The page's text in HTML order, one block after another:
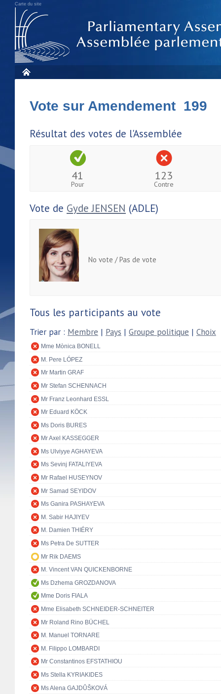
Carte du site
Vote sur Amendement 199
Résultat des votes de l'Assemblée
41
Pour
123
Contre
Vote de Gyde JENSEN (ADLE)
No vote / Pas de vote
Tous les participants au vote
Trier par : Membre | Pays | Groupe politique | Choix
Mme Mònica BONELL
M. Pere LÓPEZ
Mr Martin GRAF
Mr Stefan SCHENNACH
Mr Franz Leonhard ESSL
Mr Eduard KÖCK
Ms Doris BURES
Mr Axel KASSEGGER
Ms Ulviyye AGHAYEVA
Ms Sevinj FATALIYEVA
Mr Rafael HUSEYNOV
Mr Samad SEYIDOV
Ms Ganira PASHAYEVA
M. Sabir HAJIYEV
M. Damien THIÉRY
Ms Petra De SUTTER
Mr Rik DAEMS
M. Vincent VAN QUICKENBORNE
Ms Dzhema GROZDANOVA
Mme Doris FIALA
Mme Elisabeth SCHNEIDER-SCHNEITER
Mr Roland Rino BÜCHEL
M. Manuel TORNARE
M. Filippo LOMBARDI
Mr Constantinos EFSTATHIOU
Ms Stella KYRIAKIDES
Ms Alena GAJDŮŠKOVÁ